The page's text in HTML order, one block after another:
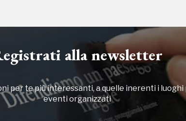
alla newsletter
per te più interessanti, a quelle inerenti i luoghi
eventi organizzati